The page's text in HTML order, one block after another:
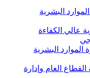
البشرية
عالي الكفاءة
البشرية
العام وإدارة